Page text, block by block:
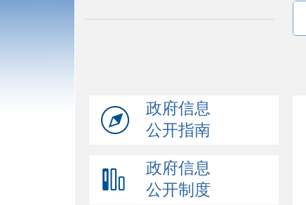
政府信息
公开指南
政府信息
公开制度